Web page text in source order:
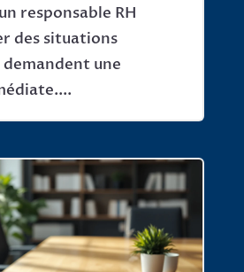
responsable RH
des situations
une